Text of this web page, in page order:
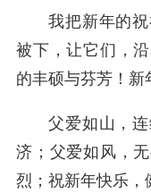
我把新年的
被下，让它们，
的丰硕与芬芳！新
父爱如山，
济；父爱如风，
烈；祝新年快乐，